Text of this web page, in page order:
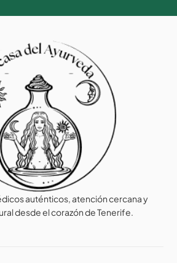
auténticos, atención cercana y
desde el corazón de Tenerife.